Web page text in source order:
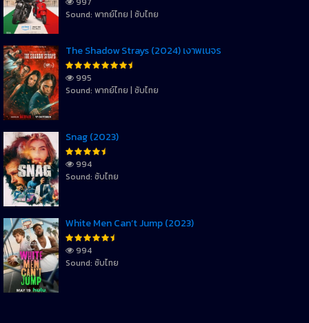
Sound: พากย์ไทย | ซับไทย
The Shadow Strays (2024) เงาพเนจร
995
Sound: พากย์ไทย | ซับไทย
Snag (2023)
994
Sound: ซับไทย
White Men Can’t Jump (2023)
994
Sound: ซับไทย